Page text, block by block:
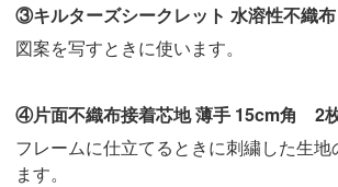
③キルターズシークレット 水溶性不織
図案を写すときに使います。
④片面不織布接着芯地 薄手 15cm角 2
フレームに仕立てるときに刺繍した生
ます。